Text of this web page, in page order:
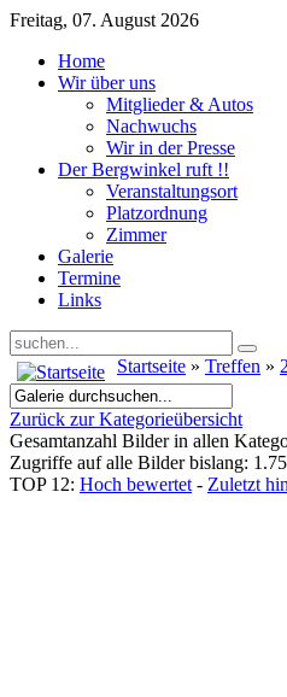
Freitag, 07. August 2026
Home
Wir über uns
Mitglieder & Autos
Nachwuchs
Wir in der Presse
Der Bergwinkel ruft !!
Veranstaltungsort
Platzordnung
Zimmer
Galerie
Termine
Links
Startseite » Treffen »
Zurück zur Kategorieübersicht
Gesamtanzahl Bilder in allen
Zugriffe auf alle Bilder bislang:
TOP 12: Hoch bewertet - Zuletzt